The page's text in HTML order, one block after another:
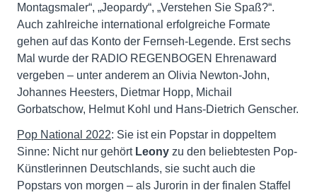
Montagsmaler“, „Jeopardy“, „Verstehen Sie Spaß?“.
Auch zahlreiche international erfolgreiche Formate
gehen auf das Konto der Fernseh-Legende. Erst sechs
Mal wurde der RADIO REGENBOGEN Ehrenaward
vergeben – unter anderem an Olivia Newton-John,
Johannes Heesters, Dietmar Hopp, Michail
Gorbatschow, Helmut Kohl und Hans-Dietrich Genscher.
Pop National 2022: Sie ist ein Popstar in doppeltem
Sinne: Nicht nur gehört Leony zu den beliebtesten Pop-
Künstlerinnen Deutschlands, sie sucht auch die
Popstars von morgen – als Jurorin in der finalen Staffel